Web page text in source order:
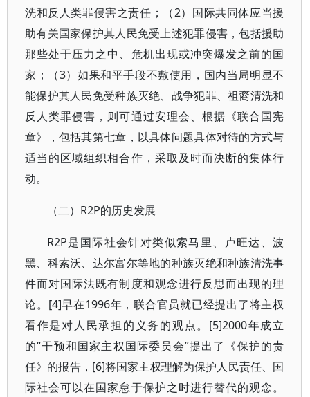
洗和反人类罪侵害之责任；（2）国际共同体应当援
助有关国家保护其人民免受上述犯罪侵害，包括援助
那些处于压力之中、危机出现或冲突爆发之前的国
家；（3）如果和平手段不敷使用，国内当局明显不
能保护其人民免受种族灭绝、战争犯罪、祖裔清洗和
反人类罪侵害，则可通过安理会、根据《联合国宪
章》，包括其第七章，以具体问题具体对待的方式与
适当的区域组织相合作，采取及时而决断的集体行
动。
（二）R2P的历史发展
R2P是国际社会针对类似索马里、卢旺达、波
黑、科索沃、达尔富尔等地的种族灭绝和种族清洗事
件而对国际法既有制度和观念进行反思而出现的理
论。[4]早在1996年，联合官员就已经提出了将主权
看作是对人民承担的义务的观点。[5]2000年成立
的“干预和国家主权国际委员会”提出了《保护的责
任》的报告，[6]将国家主权理解为保护人民责任、国
际社会可以在国家怠于保护之时进行替代的观念。